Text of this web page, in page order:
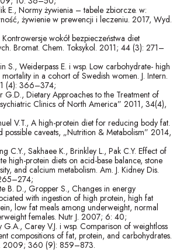
E., Normy żywienia – tabele zbiorcze. w:
żywienie w prewencji i leczeniu. 2017, Wyd.
Kontrowersje wokół bezpieczeństwa diet
Bromat. Chem. Toksykol. 2011; 44 (3): 271–
S., Weiderpass E. i wsp. Low carbohydrate- high
in a cohort of Swedish women. J. Intern.
(4): 366–374;
G.D., Dietary Approaches to the Treatment of
Clinics of North America” 2011, 34(4),
V.T., A high-protein diet for reducing body fat.
possible caveats, „Nutrition & Metabolism” 2014,
C.Y., Sakhaee K., Brinkley L., Pak C.Y. Effect of
high-protein diets on acid-base balance, stone
and calcium metabolism. Am. J. Kidney Dis.
B. D., Gropper S., Changes in energy
with ingestion of high protein, high fat
low fat meals among underweight, normal
females. Nutr J. 2007; 6: 40;
G.A., Carey V.J. i wsp. Comparison of weightloss
compositions of fat, protein, and carbohydrates.
2009; 360 (9): 859–873.